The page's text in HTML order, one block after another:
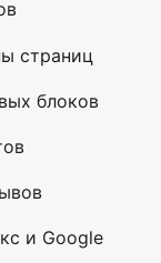
страниц
блоков
и Google